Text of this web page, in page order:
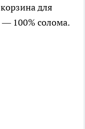
для
— 100% солома.